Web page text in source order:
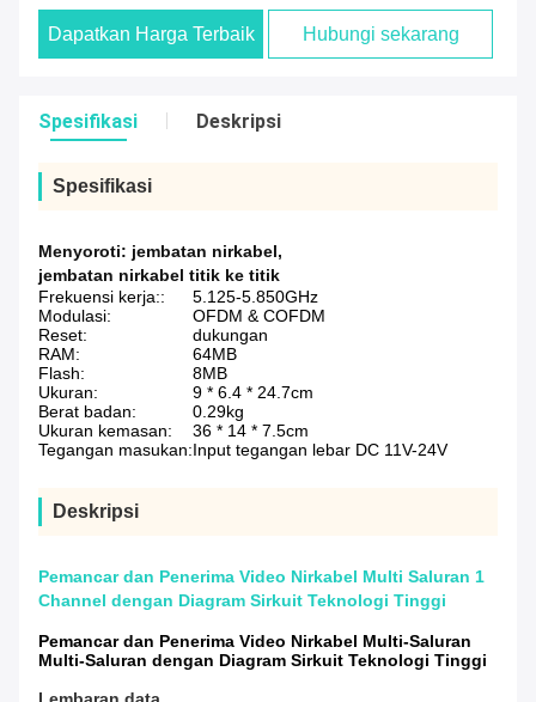
Dapatkan Harga Terbaik Hubungi sekarang
Spesifikasi Deskripsi
Spesifikasi
Menyoroti: jembatan nirkabel,
jembatan nirkabel titik ke titik
Frekuensi kerja::
5.125-5.850GHz
Modulasi:
OFDM & COFDM
Reset:
dukungan
RAM:
64MB
Flash:
8MB
Ukuran:
9 * 6.4 * 24.7cm
Berat badan:
0.29kg
Ukuran kemasan:
36 * 14 * 7.5cm
Tegangan masukan:Input tegangan lebar DC 11V-24V
Deskripsi
Pemancar dan Penerima Video Nirkabel Multi Saluran 1
Channel dengan Diagram Sirkuit Teknologi Tinggi
Pemancar dan Penerima Video Nirkabel Multi-Saluran
Multi-Saluran dengan Diagram Sirkuit Teknologi Tinggi